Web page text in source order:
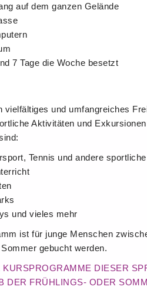
auf dem ganzen Gelände
7 Tage die Woche besetzt
vielfältiges und umfangreiches
Aktivitäten und
Tennis und andere
und vieles mehr
ist für junge Menschen
gebucht werden.
DIESER
DER FRÜHLINGS- ODER